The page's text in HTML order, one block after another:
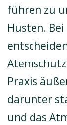
führen zu
Husten.
Praxis
darunter
und das